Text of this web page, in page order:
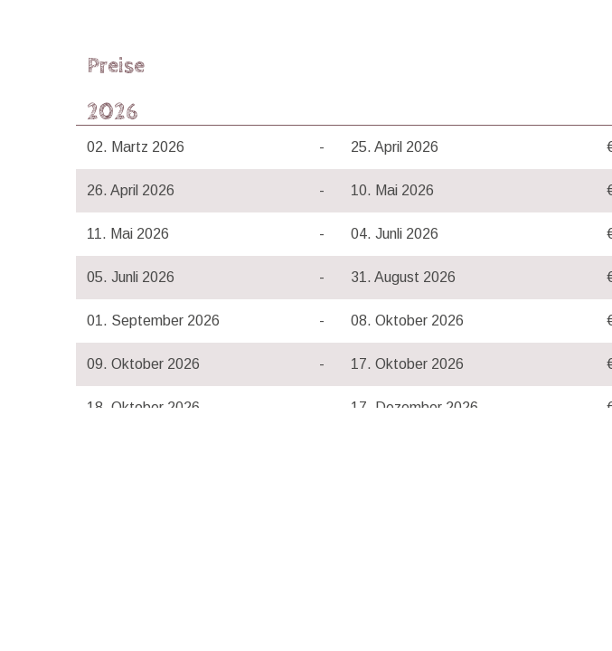
Preise
2026
02. Martz 2026 - 25. April 2026
26. April 2026 - 10. Mai 2026
11. Mai 2026 - 04. Junli 2026
05. Junli 2026 - 31. August 2026
01. September 2026 - 08. Oktober 2026
09. Oktober 2026 - 17. Oktober 2026
18. Oktober 2026 17. Dezember 2026